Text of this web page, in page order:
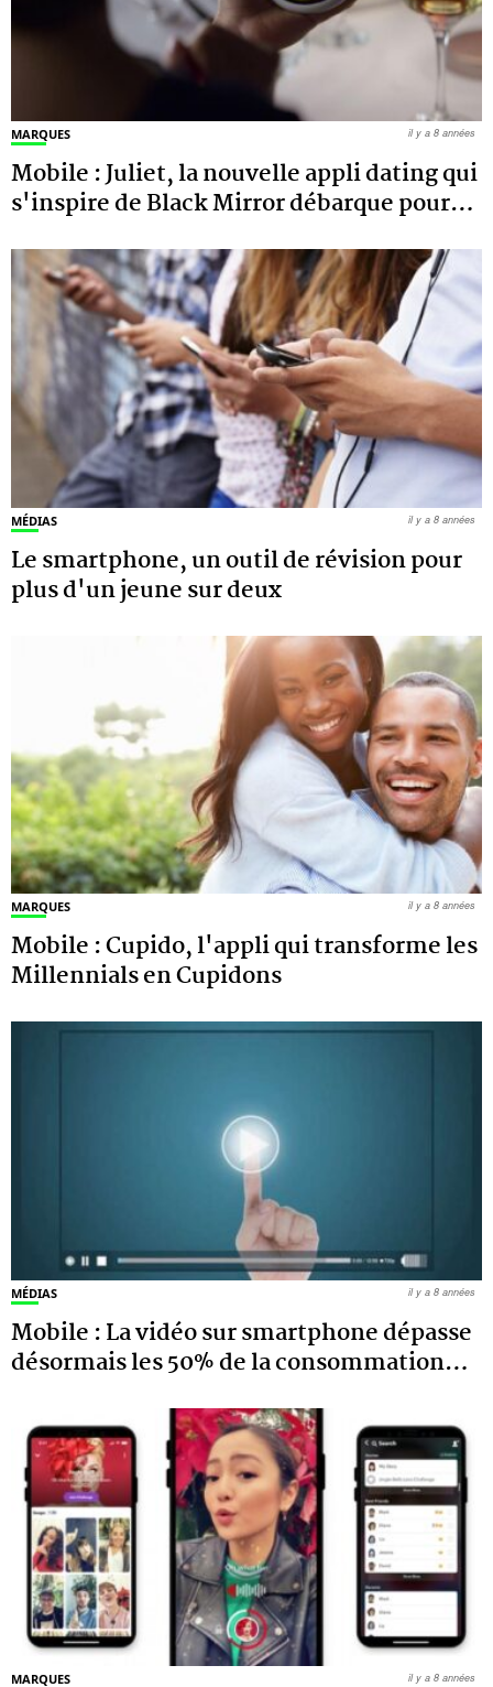
MARQUES
Mobile : Juliet, la nouvelle appli dating qui
s'inspire de Black Mirror débarque pour…
il y a 8 années
MÉDIAS
Le smartphone, un outil de révision pour
plus d'un jeune sur deux
il y a 8 années
MARQUES
Mobile : Cupido, l'appli qui transforme les
Millennials en Cupidons
il y a 8 années
MÉDIAS
Mobile : La vidéo sur smartphone dépasse
désormais les 50% de la consommation…
il y a 8 années
MARQUES il y a 8 années